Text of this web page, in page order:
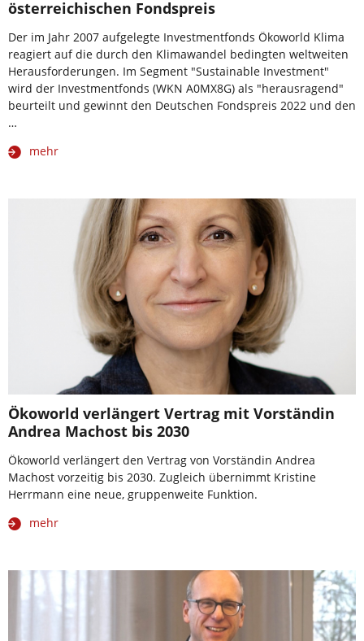
österreichischen Fondspreis
Der im Jahr 2007 aufgelegte Investmentfonds Ökoworld Klima
reagiert auf die durch den Klimawandel bedingten weltweiten
Herausforderungen. Im Segment "Sustainable Investment"
wird der Investmentfonds (WKN A0MX8G) als "herausragend"
beurteilt und gewinnt den Deutschen Fondspreis 2022 und den
…
mehr
Ökoworld verlängert Vertrag mit Vorständin
Andrea Machost bis 2030
Ökoworld verlängert den Vertrag von Vorständin Andrea
Machost vorzeitig bis 2030. Zugleich übernimmt Kristine
Herrmann eine neue, gruppenweite Funktion.
mehr